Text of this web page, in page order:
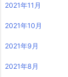
2021年11月
2021年10月
2021年9月
2021年8月